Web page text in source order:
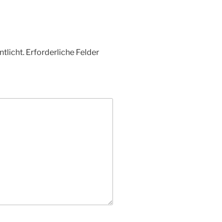
Erforderliche Felder